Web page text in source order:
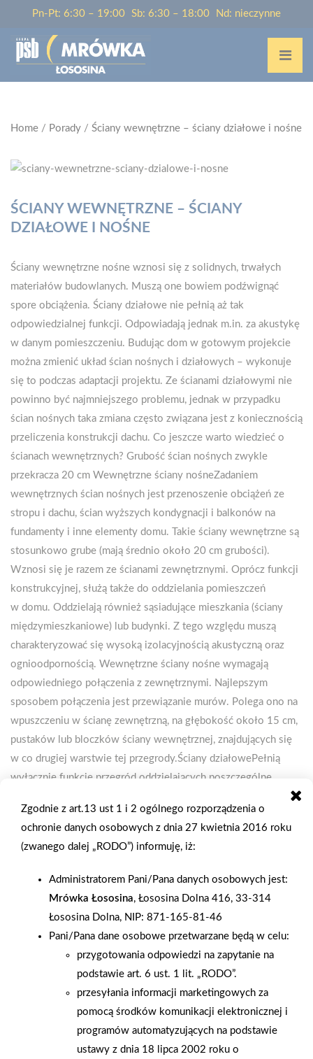
Pn-Pt: 6:30 – 19:00 Sb: 6:30 – 18:00 Nd: nieczynne
Home / Porady / Ściany wewnętrzne – ściany działowe i nośne
ŚCIANY WEWNĘTRZNE – ŚCIANY
DZIAŁOWE I NOŚNE
Ściany wewnętrzne nośne wznosi się z solidnych, trwałych
materiałów budowlanych. Muszą one bowiem podźwignąć
spore obciążenia. Ściany działowe nie pełnią aż tak
odpowiedzialnej funkcji. Odpowiadają jednak m.in. za akustykę
w danym pomieszczeniu. Budując dom w gotowym projekcie
można zmienić układ ścian nośnych i działowych – wykonuje
się to podczas adaptacji projektu. Ze ścianami działowymi nie
powinno być najmniejszego problemu, jednak w przypadku
ścian nośnych taka zmiana często związana jest z koniecznością
przeliczenia konstrukcji dachu. Co jeszcze warto wiedzieć o
ścianach wewnętrznych? Grubość ścian nośnych zwykle
przekracza 20 cm Wewnętrzne ściany nośneZadaniem
wewnętrznych ścian nośnych jest przenoszenie obciążeń ze
stropu i dachu, ścian wyższych kondygnacji i balkonów na
fundamenty i inne elementy domu. Takie ściany wewnętrzne są
stosunkowo grube (mają średnio około 20 cm grubości).
Wznosi się je razem ze ścianami zewnętrznymi. Oprócz funkcji
konstrukcyjnej, służą także do oddzielania pomieszczeń
w domu. Oddzielają również sąsiadujące mieszkania (ściany
międzymieszkaniowe) lub budynki. Z tego względu muszą
charakteryzować się wysoką izolacyjnością akustyczną oraz
ognioodpornością. Wewnętrzne ściany nośne wymagają
odpowiedniego połączenia z zewnętrznymi. Najlepszym
sposobem połączenia jest przewiązanie murów. Polega ono na
wpuszczeniu w ścianę zewnętrzną, na głębokość około 15 cm,
pustaków lub bloczków ściany wewnętrznej, znajdujących się
w co drugiej warstwie tej przegrody.Ściany działowePełnią
wyłącznie funkcję przegród oddzielających poszczególne
zamocowanych na nich elementów – nie pełnią funkcji
konstrukcyjnej. Wznosi się je zwykle po wybudowaniu ścian
konstrukcyjnych. W przypadku takich ścian wewnętrznych duże
Zgodnie z art.13 ust 1 i 2 ogólnego rozporządzenia o
ochronie danych osobowych z dnia 27 kwietnia 2016 roku
(zwanego dalej „RODO”) informuję, iż:
Administratorem Pani/Pana danych osobowych jest:
Mrówka Łososina, Łososina Dolna 416, 33-314
Łososina Dolna, NIP: 871-165-81-46
Pani/Pana dane osobowe przetwarzane będą w celu:
przygotowania odpowiedzi na zapytanie na
podstawie art. 6 ust. 1 lit. „RODO”.
przesyłania informacji marketingowych za
pomocą środków komunikacji elektronicznej i
programów automatyzujących na podstawie
ustawy z dnia 18 lipca 2002 roku o